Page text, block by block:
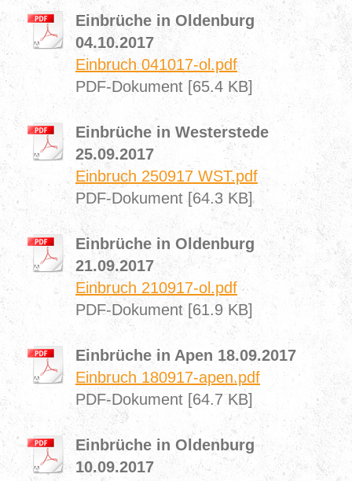
Einbrüche in Oldenburg
04.10.2017
Einbruch 041017-ol.pdf
PDF-Dokument [65.4 KB]
Einbrüche in Westerstede
25.09.2017
Einbruch 250917 WST.pdf
PDF-Dokument [64.3 KB]
Einbrüche in Oldenburg
21.09.2017
Einbruch 210917-ol.pdf
PDF-Dokument [61.9 KB]
Einbrüche in Apen 18.09.2017
Einbruch 180917-apen.pdf
PDF-Dokument [64.7 KB]
Einbrüche in Oldenburg
10.09.2017